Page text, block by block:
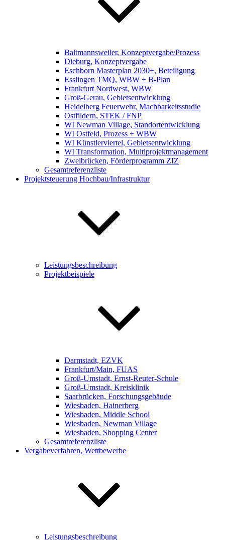
Baltmannsweiler, Konzeptvergabe/Prozess
Dieburg, Konzeptvergabe
Eschborn Masterplan 2030+, Beteiligung
Esslingen TMQ, WBW + B-Plan
Frankfurt Nordwest, WBW
Groß-Gerau, Gebietsentwicklung
Heidelberg Feuerwehr, Machbarkeitsstudie
Ostfildern, STEK / FNP
WI Newman Village, Standortentwicklung
WI Ostfeld, Prozess + WBW
WI Künstlerviertel, Gebietsentwicklung
WI Transformation, Multiprojektmanagement
Zweibrücken, Förderprogramm ZIZ
Gesamtreferenzliste
Projektsteuerung Hochbau/Infrastruktur
Leistungsbeschreibung
Projektbeispiele
Darmstadt, EZVK
Frankfurt/Main, FUAS
Groß-Umstadt, Ernst-Reuter-Schule
Groß-Umstadt, Kreisklinik
Saarbrücken, Forschungsgebäude
Wiesbaden, Hainerberg
Wiesbaden, Middle School
Wiesbaden, Newman Village
Wiesbaden, Shopping Center
Gesamtreferenzliste
Vergabeverfahren, Wettbewerbe
Leistungsbeschreibung